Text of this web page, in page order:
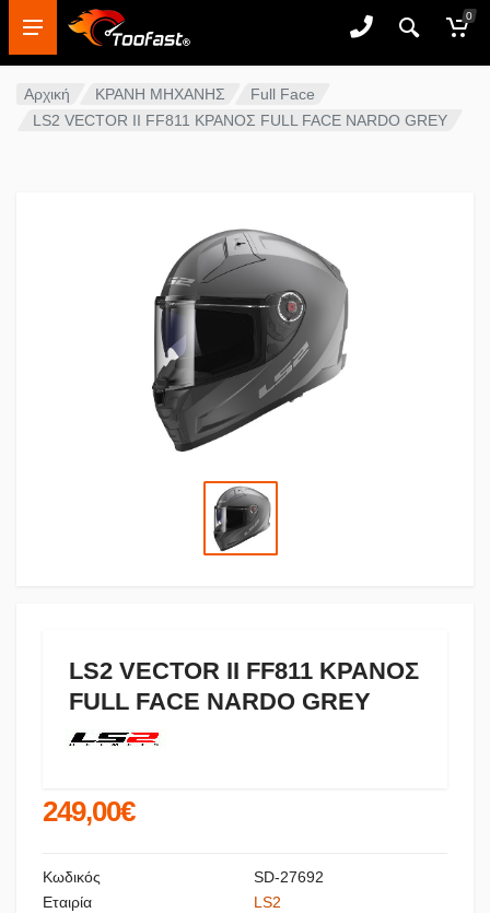
0
Αρχική ΚΡΑΝΗ ΜΗΧΑΝΗΣ
Full Face
LS2 VECTOR II FF811 ΚΡΑΝΟΣ FULL FACE NARDO GREY
LS2 VECTOR II FF811 ΚΡΑΝΟΣ
FULL FACE NARDO GREY
249,00€
Κωδικός
SD-27692
Εταιρία
LS2